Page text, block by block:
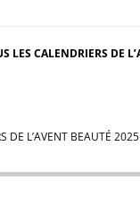
LES CALENDRIERS DE
DE L’AVENT BEAUTÉ 2025